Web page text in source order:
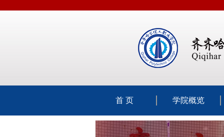
首 页 学院概览